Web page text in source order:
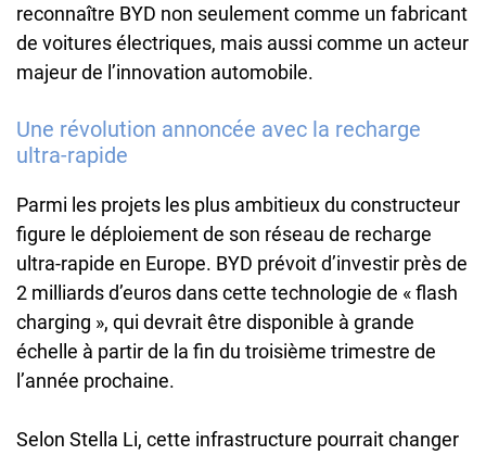
reconnaître BYD non seulement comme un fabricant
de voitures électriques, mais aussi comme un acteur
majeur de l’innovation automobile.
Une révolution annoncée avec la recharge
ultra-rapide
Parmi les projets les plus ambitieux du constructeur
figure le déploiement de son réseau de recharge
ultra-rapide en Europe. BYD prévoit d’investir près de
2 milliards d’euros dans cette technologie de « flash
charging », qui devrait être disponible à grande
échelle à partir de la fin du troisième trimestre de
l’année prochaine.
Selon Stella Li, cette infrastructure pourrait changer